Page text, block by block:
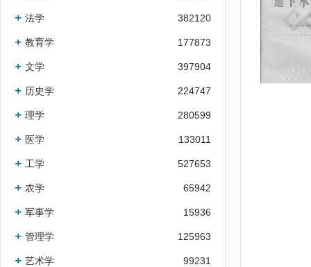
法学 382120
教育学 177873
文学 397904
历史学 224747
理学 280599
医学 133011
工学 527653
农学 65942
军事学 15936
管理学 125963
艺术学 99231